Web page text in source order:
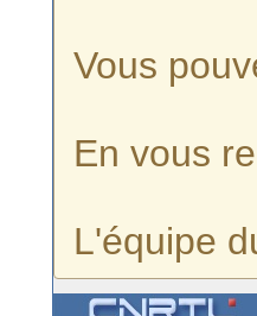
Vous
En vous
L'équipe